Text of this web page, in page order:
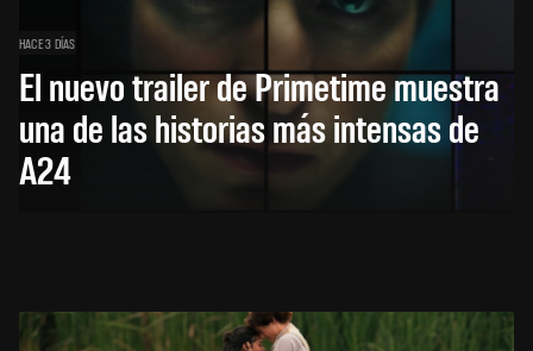
HACE 3 DÍAS
El nuevo trailer de Primetime muestra
una de las historias más intensas de
A24